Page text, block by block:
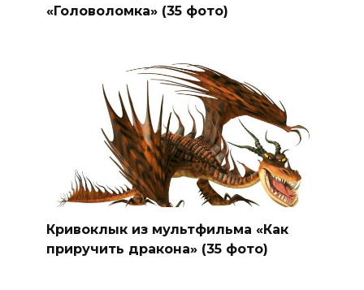
«Головоломка» (35 фото)
Кривоклык из мультфильма «Как
приручить дракона» (35 фото)